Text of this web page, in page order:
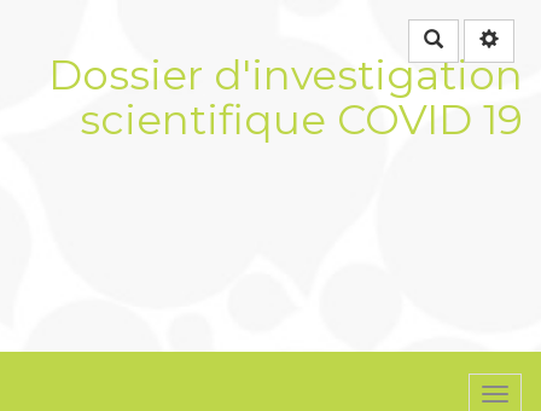
Rechercher
Dossier d'investigation
scientifique COVID 19